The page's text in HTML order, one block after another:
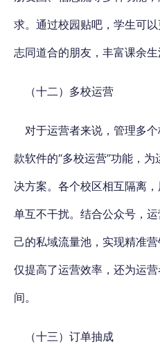
求。通过校园贴吧，学生可
志同道合的朋友，丰富课余生
（十二）多校运营
对于运营者来说，管理多
款软件的“多校运营”功能，
决方案。各个校区相互隔离
单互不干扰。结合公众号，
己的私域流量池，实现精准
仅提高了运营效率，还为运
间。
（十三）订单抽成